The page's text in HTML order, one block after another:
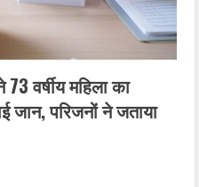
वर्षीय महिला का
जान, परिजनों ने जताया